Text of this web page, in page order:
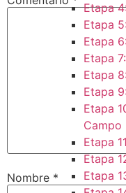
Etapa
Etapa
Etapa
Etapa
Etapa
Etapa
Etapa
Campo​
Etapa
Etapa
Etapa
Nombre *